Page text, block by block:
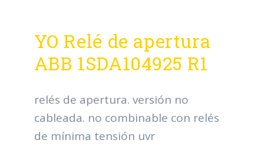
YO Relé de apertura
ABB 1SDA104925 R1
relés de apertura. versión no
cableada. no combinable con relés
de mínima tensión uvr